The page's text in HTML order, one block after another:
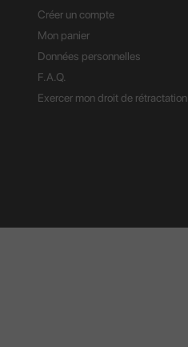
Créer un compte
Mon panier
Données personnelles
F.A.Q.
Exercer mon droit de rétractation